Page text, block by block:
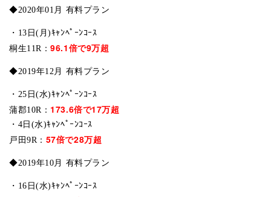
◆2020年01月 有料プラン
・13日(月)ｷｬﾝﾍﾟｰﾝｺｰｽ
桐生11R：96.1倍で9万超
◆2019年12月 有料プラン
・25日(水)ｷｬﾝﾍﾟｰﾝｺｰｽ
蒲郡10R： 173.6倍で17万超
・4日(水)ｷｬﾝﾍﾟｰﾝｺｰｽ
戸田9R： 57倍で28万超
◆2019年10月 有料プラン
・16日(水)ｷｬﾝﾍﾟｰﾝｺｰｽ